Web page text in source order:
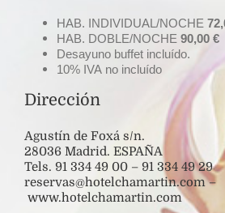
HAB. INDIVIDUAL/NOCHE
HAB. DOBLE/NOCHE 90,00 €
Desayuno buffet incluído.
10% IVA no incluído
Dirección
Agustín de Foxá s/n.
28036 Madrid. ESPAÑA
Tels. 91 334 49 00 – 91 334 49 29
reservas@hotelchamartin.com–
www.hotelchamartin.com